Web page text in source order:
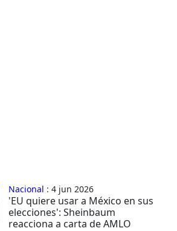
Nacional : 4 jun 2026
'EU quiere usar a México en sus
elecciones': Sheinbaum
reacciona a carta de AMLO